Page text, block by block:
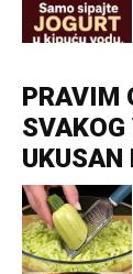
PRAVIM
UKUSAN